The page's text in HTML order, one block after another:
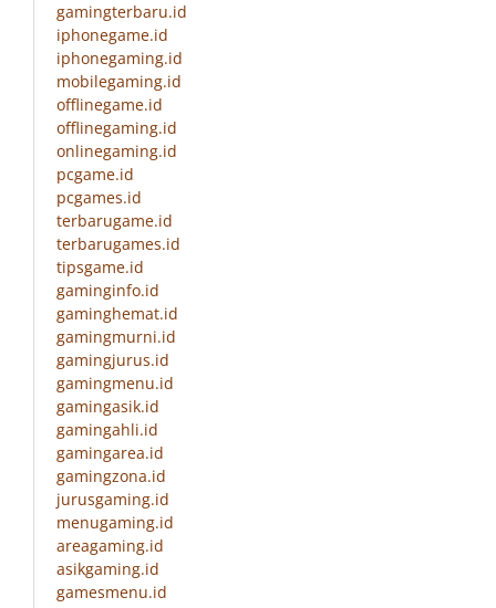
gamingterbaru.id
iphonegame.id
iphonegaming.id
mobilegaming.id
offlinegame.id
offlinegaming.id
onlinegaming.id
pcgame.id
pcgames.id
terbarugame.id
terbarugames.id
tipsgame.id
gaminginfo.id
gaminghemat.id
gamingmurni.id
gamingjurus.id
gamingmenu.id
gamingasik.id
gamingahli.id
gamingarea.id
gamingzona.id
jurusgaming.id
menugaming.id
areagaming.id
asikgaming.id
gamesmenu.id